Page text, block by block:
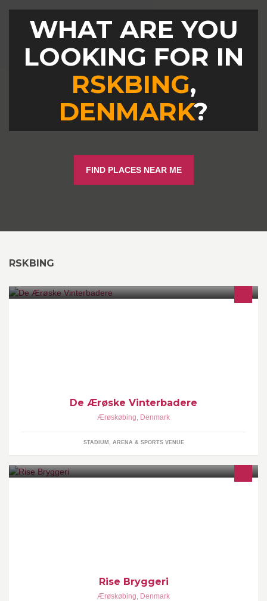
WHAT ARE YOU
LOOKING FOR IN
RSKBING,
DENMARK?
FIND PLACES NEAR ME
RSKBING
De Ærøske Vinterbadere
Ærøskøbing, Denmark
STADIUM, ARENA & SPORTS VENUE
Rise Bryggeri
Ærøskøbing, Denmark